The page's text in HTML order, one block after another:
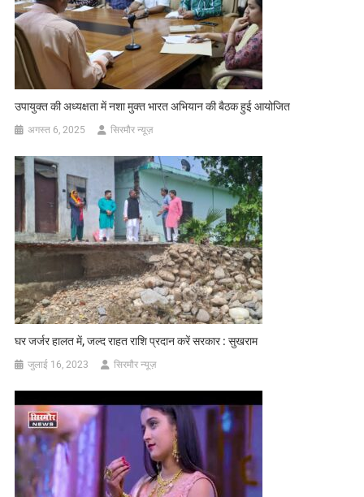
उपायुक्त की अध्यक्षता में नशा मुक्त भारत अभियान की बैठक हुई आयोजित
अगस्त 6, 2025 सिरमौर न्यूज़
घर जर्जर हालत में, जल्द राहत राशि प्रदान करें सरकार : सुखराम
जुलाई 16, 2023 सिरमौर न्यूज़